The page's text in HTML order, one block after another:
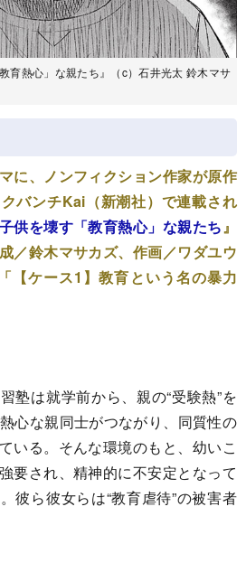
育熱心」な親たち』（c）石井光太 鈴木マサ
に、ノンフィクション作家が原作
バンチKai（新潮社）で連載され
を壊す「教育熱心」な親たち』
／鈴木マサカズ、作画／ワダユウ
【ケース1】教育という名の暴力
塾は就学前から、親の“受験熱”を
心な親同士がつながり、同質性の
いる。そんな環境のもと、幼いこ
要され、精神的に不安定となって
彼ら彼女らは“教育虐待”の被害者